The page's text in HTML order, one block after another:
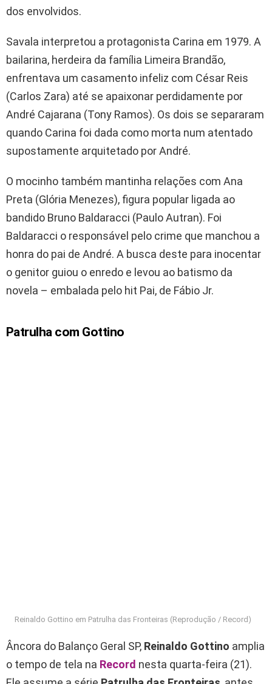
dos envolvidos.
Savala interpretou a protagonista Carina em 1979. A
bailarina, herdeira da família Limeira Brandão,
enfrentava um casamento infeliz com César Reis
(Carlos Zara) até se apaixonar perdidamente por
André Cajarana (Tony Ramos). Os dois se separaram
quando Carina foi dada como morta num atentado
supostamente arquitetado por André.
O mocinho também mantinha relações com Ana
Preta (Glória Menezes), figura popular ligada ao
bandido Bruno Baldaracci (Paulo Autran). Foi
Baldaracci o responsável pelo crime que manchou a
honra do pai de André. A busca deste para inocentar
o genitor guiou o enredo e levou ao batismo da
novela – embalada pelo hit Pai, de Fábio Jr.
Patrulha com Gottino
Reinaldo Gottino em Patrulha das Fronteiras (Reprodução / Record)
Âncora do Balanço Geral SP, Reinaldo Gottino amplia
o tempo de tela na Record nesta quarta-feira (21).